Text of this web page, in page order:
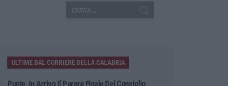
ULTIME DAL CORRIERE DELLA CALABRIA
Ponte, In Arrivo Il Parere Finale Del Consiglio